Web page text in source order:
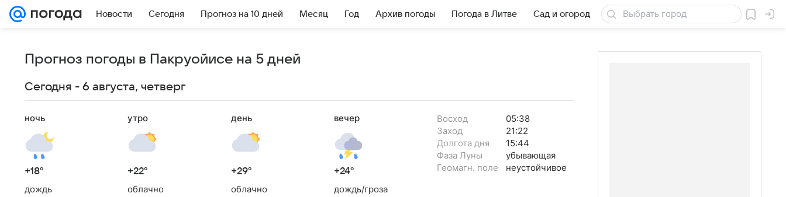
Новости Сегодня Прогноз на 10 дней Месяц Год Архив погоды Погода в Литве Сад и огород Товары для дачи
Прогноз погоды в Пакруойисе на 5 дней
Сегодня - 6 августа, четверг
ночь
+18°
дождь
утро
+22°
облачно
день
+29°
облачно
вечер
+24°
дождь/гроза
Восход
05:38
Заход
21:22
Долгота дня
15:44
Фаза Луны
убывающая
Геомагн. поле
неустойчивое